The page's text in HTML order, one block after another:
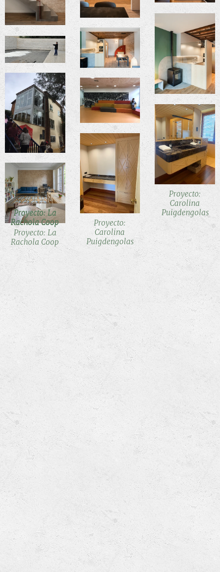
Proyecto:
Carolina
Puigdengolas
Proyecto:
Carolina
Puigdengolas
Proyecto: La
Rachola Coop
Proyecto: La
Rachola Coop
Proyecto: La
Rachola Coop
Proyecto: La
Rachola Coop
Proyecto: La
Rachola Coop
Proyecto: La
Rachola Coop